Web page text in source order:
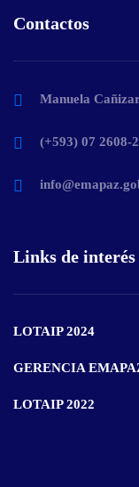
Contactos
Manuela
(+593) 07 2608-
Links de interés
LOTAIP 2024
GERENCIA
LOTAIP 2022